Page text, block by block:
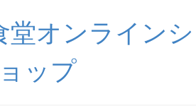
堂オンラインシ
ョップ